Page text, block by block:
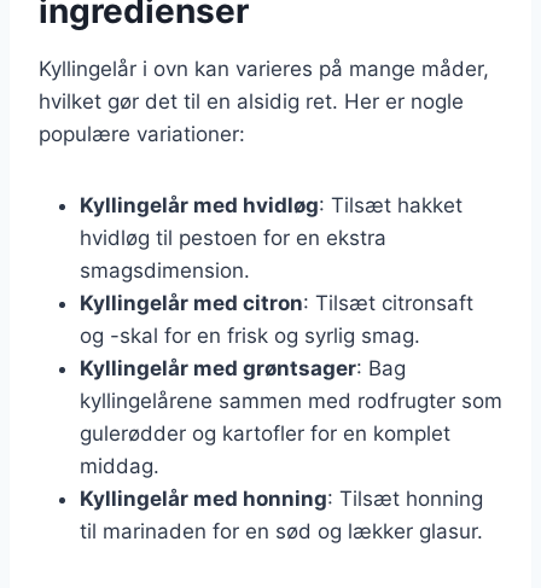
ingredienser
Kyllingelår i ovn kan varieres på mange måder,
hvilket gør det til en alsidig ret. Her er nogle
populære variationer:
Kyllingelår med hvidløg: Tilsæt hakket
hvidløg til pestoen for en ekstra
smagsdimension.
Kyllingelår med citron: Tilsæt citronsaft
og -skal for en frisk og syrlig smag.
Kyllingelår med grøntsager: Bag
kyllingelårene sammen med rodfrugter som
gulerødder og kartofler for en komplet
middag.
Kyllingelår med honning: Tilsæt honning
til marinaden for en sød og lækker glasur.